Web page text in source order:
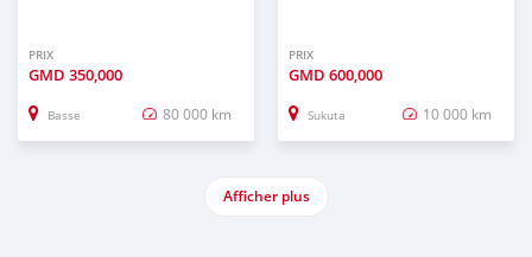
PRIX
GMD 350,000
Basse 80 000 km
PRIX
GMD 600,000
Sukuta 10 000 km
Afficher plus